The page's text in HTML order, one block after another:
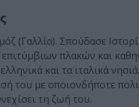
(Γαλλία). Σπούδασε
πλακών και
και τα ιταλικά
του με οποιονδήποτε
τη ζωή του.